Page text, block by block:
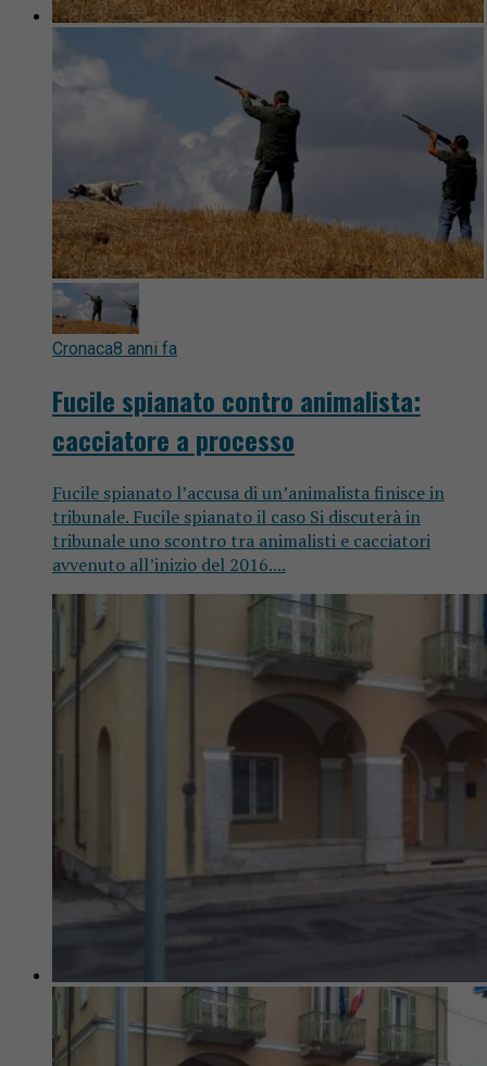
Cronaca8 anni fa
Fucile spianato contro animalista:
cacciatore a processo
Fucile spianato l’accusa di un’animalista finisce in
tribunale. Fucile spianato il caso Si discuterà in
tribunale uno scontro tra animalisti e cacciatori
avvenuto all’inizio del 2016....